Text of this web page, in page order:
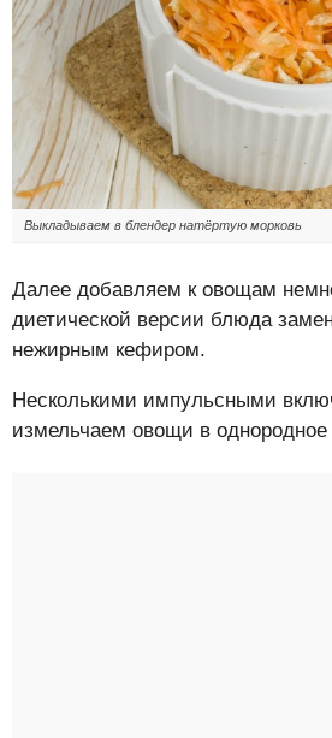
Выкладываем в блендер натёртую морковь
Далее добавляем к овощам
диетической версии блюда
нежирным кефиром.
Несколькими импульсными
измельчаем овощи в